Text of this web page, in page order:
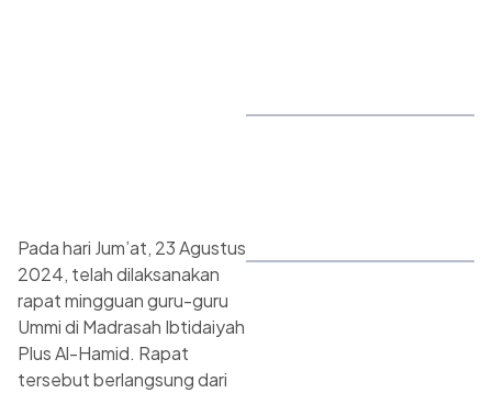
Pada hari Jum’at, 23 Agustus
2024, telah dilaksanakan
rapat mingguan guru-guru
Ummi di Madrasah Ibtidaiyah
Plus Al-Hamid. Rapat
tersebut berlangsung dari